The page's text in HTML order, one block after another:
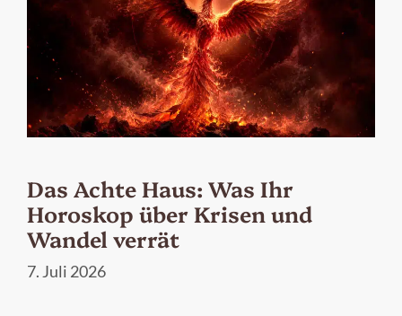
Das Achte Haus: Was Ihr
Horoskop über Krisen und
Wandel verrät
7. Juli 2026